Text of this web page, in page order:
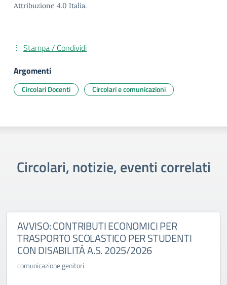
Attribuzione 4.0 Italia.
Stampa / Condividi
Argomenti
Circolari Docenti Circolari e comunicazioni
Circolari, notizie, eventi correlati
AVVISO: CONTRIBUTI ECONOMICI PER
TRASPORTO SCOLASTICO PER STUDENTI
CON DISABILITÀ A.S. 2025/2026
comunicazione genitori